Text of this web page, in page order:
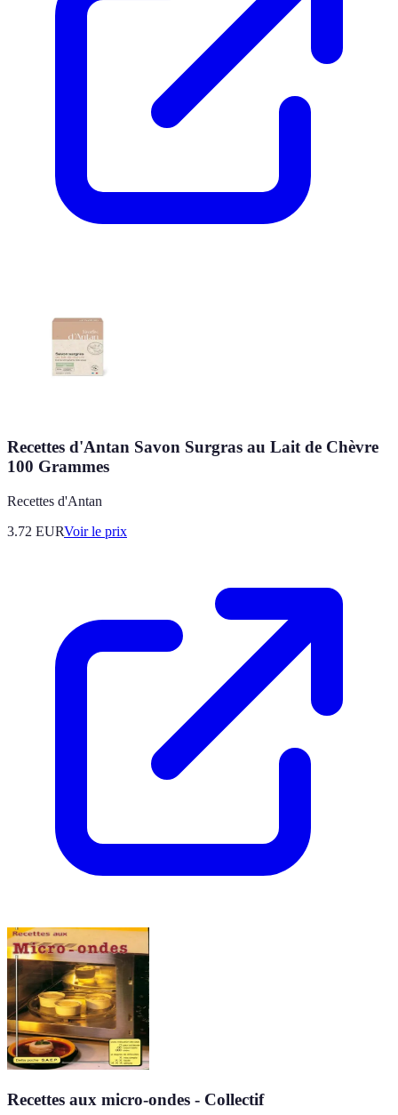
Recettes d'Antan Savon Surgras au Lait de Chèvre
100 Grammes
Recettes d'Antan
3.72 EURVoir le prix
Recettes aux micro-ondes - Collectif